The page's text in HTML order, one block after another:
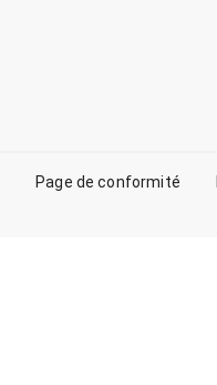
Page de conformité